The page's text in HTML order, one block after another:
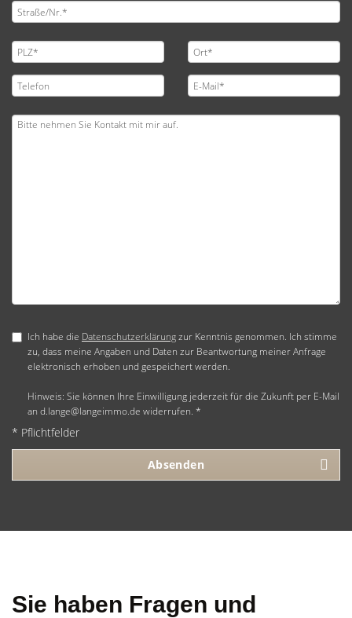
Ich habe die Datenschutzerklärungzur Kenntnis genommen. Ich stimme
zu, dass meine Angaben und Daten zur Beantwortung meiner Anfrage
elektronisch erhoben und gespeichert werden.
Hinweis: Sie können Ihre Einwilligung jederzeit für die Zukunft per E-Mail
an d.lange@langeimmo.de widerrufen. *
* Pflichtfelder
Absenden
Sie haben Fragen und